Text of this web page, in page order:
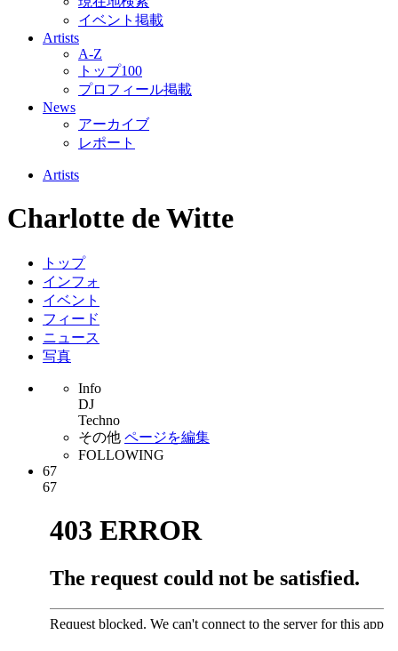
イベント掲載
Artists
A-Z
トップ100
プロフィール掲載
News
アーカイブ
レポート
Artists
Charlotte de Witte
トップ
インフォ
イベント
フィード
ニュース
写真
Info
DJ
Techno
その他 ページを編集
FOLLOWING
67
67